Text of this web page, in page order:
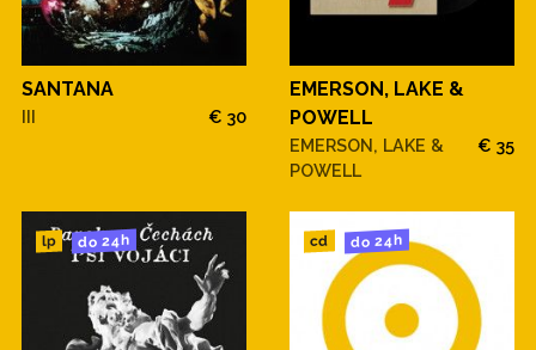
SANTANA
III € 30
EMERSON, LAKE &
POWELL
EMERSON, LAKE &
POWELL
€ 35
lp do 24h cd do 24h